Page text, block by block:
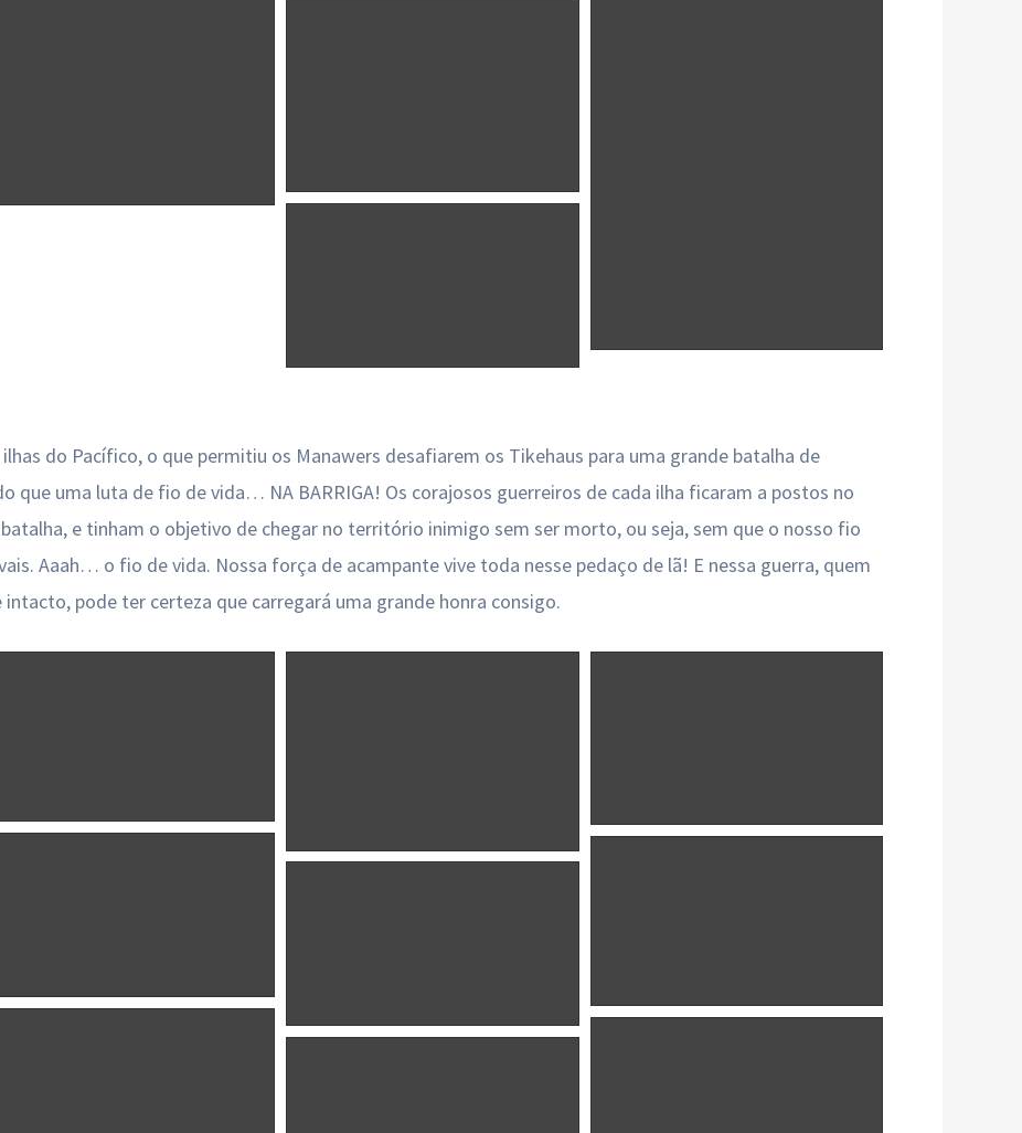
do Pacífico, o que permitiu os Manawers desafiarem os Tikehaus para uma grande batalha de
que uma luta de fio de vida… NA BARRIGA! Os corajosos guerreiros de cada ilha ficaram a postos no
e tinham o objetivo de chegar no território inimigo sem ser morto, ou seja, sem que o nosso fio
Aaah… o fio de vida. Nossa força de acampante vive toda nesse pedaço de lã! E nessa guerra, quem
pode ter certeza que carregará uma grande honra consigo.